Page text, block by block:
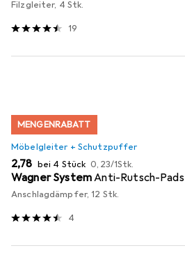
Filzgleiter, 4 Stk.
19
MENGENRABATT
Möbelgleiter + Schutzpuffer
EUR
2,78 bei 4 Stück EUR
0,23/1Stk.
Wagner SystemAnti-Rutsch-Pads
Anschlagdämpfer, 12 Stk.
4